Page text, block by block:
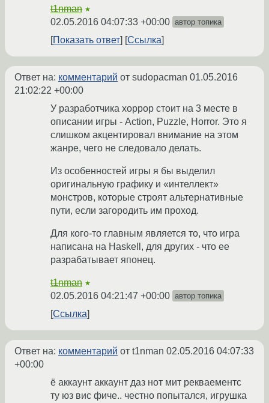
t1nman ★
02.05.2016 04:07:33 +00:00 автор топика
Показать ответ Ссылка
Ответ на: комментарий от sudopacman 01.05.2016
21:02:22 +00:00
У разработчика хоррор стоит на 3 месте в
описании игры - Action, Puzzle, Horror. Это я
слишком акцентировал внимание на этом
жанре, чего не следовало делать.
Из особенностей игры я бы выделил
оригинальную графику и «интеллект»
монстров, которые строят альтернативные
пути, если загородить им проход.
Для кого-то главным является то, что игра
написана на Haskell, для других - что ее
разрабатывает японец.
t1nman ★
02.05.2016 04:21:47 +00:00 автор топика
Ссылка
Ответ на: комментарий от t1nman 02.05.2016 04:07:33
+00:00
ё аккаунт аккаунт даз нот мит рекваементс
ту юз вис фиче.. честно попытался, игрушка